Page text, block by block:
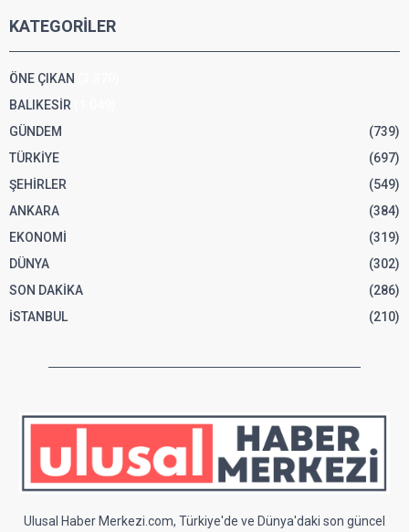
KATEGORİLER
ÖNE ÇIKAN
BALIKESİR
GÜNDEM
(739)
TÜRKİYE
(697)
ŞEHİRLER
(549)
ANKARA
(384)
EKONOMİ
(319)
DÜNYA
(302)
SON DAKİKA
(286)
İSTANBUL
(210)
Ulusal Haber Merkezi.com, Türkiye'de ve Dünya'daki son güncel